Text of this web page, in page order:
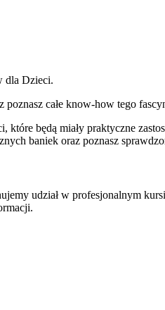
dla Dzieci.
całe know-how tego
będą miały praktyczne
baniek oraz poznasz
udział w profesjonalnym